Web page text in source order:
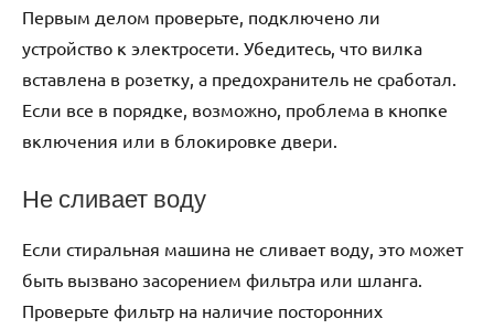
Первым делом проверьте, подключено ли
устройство к электросети. Убедитесь, что вилка
вставлена в розетку, а предохранитель не сработал.
Если все в порядке, возможно, проблема в кнопке
включения или в блокировке двери.
Не сливает воду
Если стиральная машина не сливает воду, это может
быть вызвано засорением фильтра или шланга.
Проверьте фильтр на наличие посторонних